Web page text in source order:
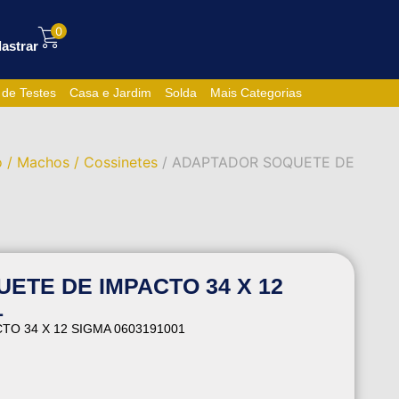
0
Testes Casa e Jardim Solda Mais Categorias
/ Machos / Cossinetes / ADAPTADOR SOQUETE DE
DE IMPACTO 34 X 12
34 X 12 SIGMA 0603191001